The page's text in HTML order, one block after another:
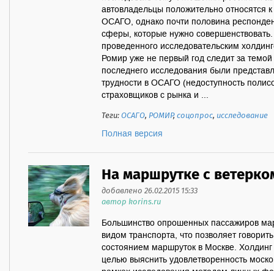
автовладельцы положительно
ОСАГО, однако почти половина
сферы, которые нужно
проведенного исследовательским
Ромир уже не первый год следит за темой
последнего исследования были
трудности в ОСАГО (недоступность
страховщиков с рынка и ...
Теги:ОСАГО, РОМИР,соцопрос, исследование
Полная версия
На маршрутке с
добавлено 26.02.2015 15:33
автор korins.ru
Большинство опрошенных пассажиров
видом транспорта, что позволяет
состоянием маршруток в Москве.
целью выяснить удовлетворенность